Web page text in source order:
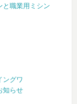
と職業用ミシン
ングワ
知らせ